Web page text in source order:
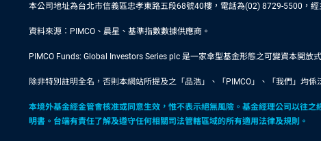
本公司地址為台北市信義區忠孝東路五段68號40樓，電話為(02) 8729-5500，
資料來源：PIMCO、晨星、基準指數數據供應商。
PIMCO Funds: Global Investors Series plc 是一家傘型基金形態之可變資本開
除非特別註明全名，否則本網站所提及之「品浩」、「PIMCO」、「我們」均
本境外基金經金管會核准或同意生效，惟不表示絕無風險。基金經理公司以往
明書。台端有責任了解及遵守任何相關司法管轄區域的所有適用法律及規則。